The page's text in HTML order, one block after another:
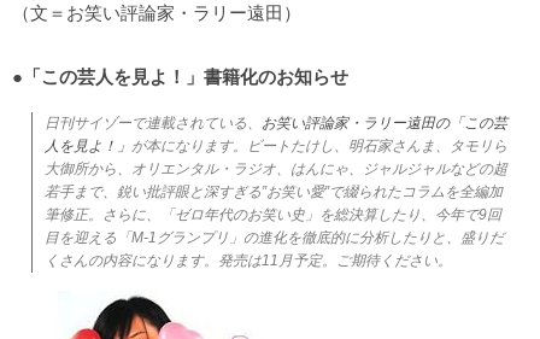
（文＝お笑い評論家・ラリー遠田）
●「この芸人を見よ！」書籍化のお知らせ
日刊サイゾーで連載されている、
お笑い評論家・ラリー遠田の「この芸
人を見よ！」 が本になります。ビートたけし、明石家さんま、タモリら
大御所から、オリエンタル・ラジオ、はんにゃ、ジャルジャルなどの超
若手まで、鋭い批評眼と深すぎる”お笑い愛”で綴られたコラムを全編加
筆修正。さらに、「ゼロ年代のお笑い史」を総決算したり、今年で9回
目を迎える「M-1グランプリ」の進化を徹底的に分析したりと、盛りだ
くさんの内容になります。発売は11月予定。ご期待ください。